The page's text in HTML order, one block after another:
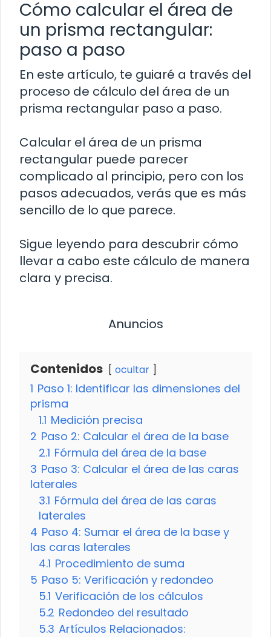
Cómo calcular el área de
un prisma rectangular:
paso a paso
En este artículo, te guiaré a través del
proceso de cálculo del área de un
prisma rectangular paso a paso.
Calcular el área de un prisma
rectangular puede parecer
complicado al principio, pero con los
pasos adecuados, verás que es más
sencillo de lo que parece.
Sigue leyendo para descubrir cómo
llevar a cabo este cálculo de manera
clara y precisa.
Anuncios
Contenidos ocultar
1 Paso 1: Identificar las dimensiones del
prisma
1.1 Medición precisa
2 Paso 2: Calcular el área de la base
2.1 Fórmula del área de la base
3 Paso 3: Calcular el área de las caras
laterales
3.1 Fórmula del área de las caras
laterales
4 Paso 4: Sumar el área de la base y
las caras laterales
4.1 Procedimiento de suma
5 Paso 5: Verificación y redondeo
5.1 Verificación de los cálculos
5.2 Redondeo del resultado
5.3 Artículos Relacionados: